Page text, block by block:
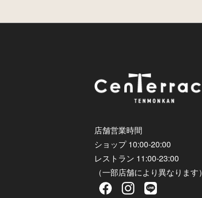
店舗営業時間
ショップ 10:00-20:00
レストラン 11:00-23:00
（一部店舗により異なります）